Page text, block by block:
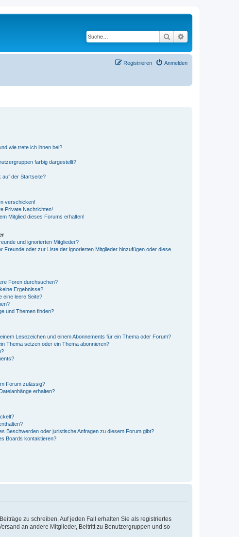
Suche
Anmelden
Registrieren
wie trete ich ihnen bei?
farbig dargestellt?
auf der Startseite?
verschicken!
Private Nachrichten!
Mitglied dieses Forums erhalten!
und ignorierten Mitglieder?
Freunde oder zur Liste der ignorierten Mitglieder hinzufügen oder diese
Foren durchsuchen?
Ergebnisse?
eine leere Seite?
und Themen finden?
Lesezeichen und einem Abonnements für ein Thema oder Forum?
Thema setzen oder ein Thema abonnieren?
Forum zulässig?
erhalten?
Beschwerden oder juristische Anfragen zu diesem Forum gibt?
Boards kontaktieren?
zu schreiben. Auf jeden Fall erhalten Sie als registriertes
an andere Mitglieder, Beitritt zu Benutzergruppen und so